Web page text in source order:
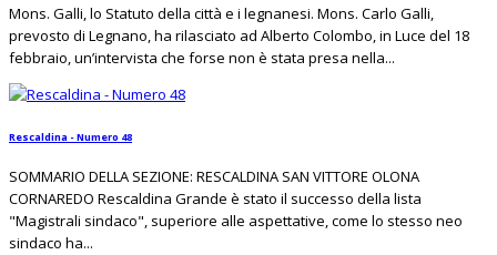
Mons. Galli, lo Statuto della città e i legnanesi. Mons. Carlo Galli,
prevosto di Legnano, ha rilasciato ad Alberto Colombo, in Luce del 18
febbraio, un’intervista che forse non è stata presa nella...
Rescaldina - Numero 48
SOMMARIO DELLA SEZIONE: RESCALDINA SAN VITTORE OLONA
CORNAREDO Rescaldina Grande è stato il successo della lista
"Magistrali sindaco", superiore alle aspettative, come lo stesso neo
sindaco ha...